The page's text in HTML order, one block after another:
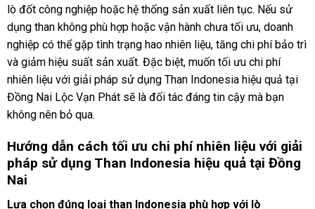
lò đốt công nghiệp hoặc hệ thống sản xuất liên tục. Nếu sử
dụng than không phù hợp hoặc vận hành chưa tối ưu, doanh
nghiệp có thể gặp tình trạng hao nhiên liệu, tăng chi phí bảo trì
và giảm hiệu suất sản xuất. Đặc biệt, muốn tối ưu chi phí
nhiên liệu với giải pháp sử dụng Than Indonesia hiệu quả tại
Đồng Nai Lộc Vạn Phát sẽ là đối tác đáng tin cậy mà bạn
không nên bỏ qua.
Hướng dẫn cách tối ưu chi phí nhiên liệu với giải
pháp sử dụng Than Indonesia hiệu quả tại Đồng
Nai
Lựa chọn đúng loại than Indonesia phù hợp với lò